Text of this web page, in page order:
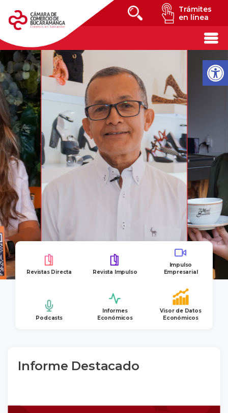
Trámites
en línea
Revistas Directa Revista Impulso
Impulso
Empresarial
Podcasts
Informes
Económicos
Visor de Datos
Económicos
Informe Destacado